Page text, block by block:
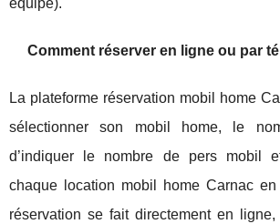
Comment réserver en ligne ou par
La plateforme réservation mobil home
sélectionner son mobil home, le
d’indiquer le nombre de pers mobil
chaque location mobil home Carnac
réservation se fait directement en